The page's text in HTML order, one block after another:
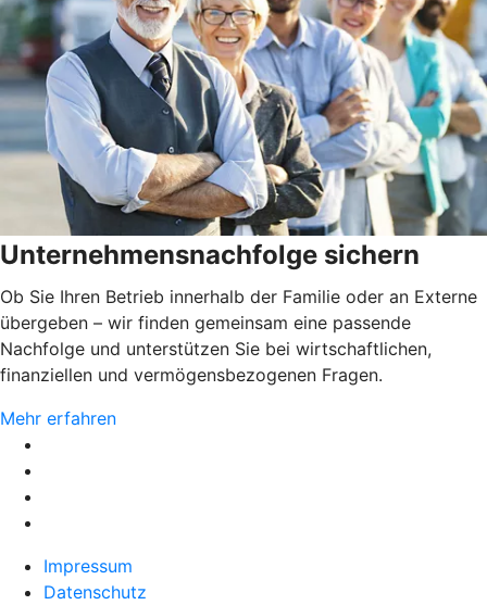
Unternehmensnachfolge sichern
Ob Sie Ihren Betrieb innerhalb der Familie oder an Externe
übergeben – wir finden gemeinsam eine passende
Nachfolge und unterstützen Sie bei wirtschaftlichen,
finanziellen und vermögensbezogenen Fragen.
Mehr erfahren
Impressum
Datenschutz